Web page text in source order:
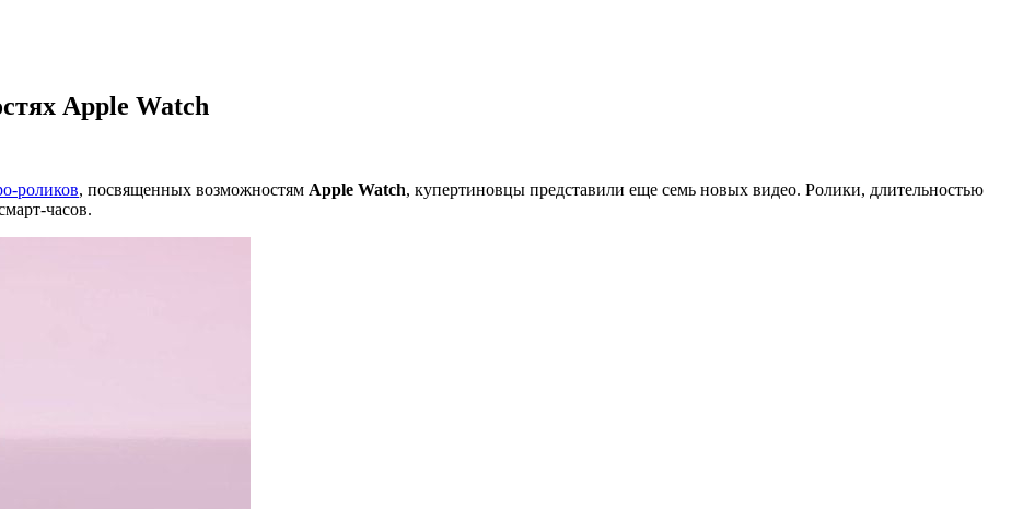
Apple Watch
роликов, посвященных возможностям Apple Watch, купертиновцы представили еще семь новых видео. Ролики, длительностью
часов.